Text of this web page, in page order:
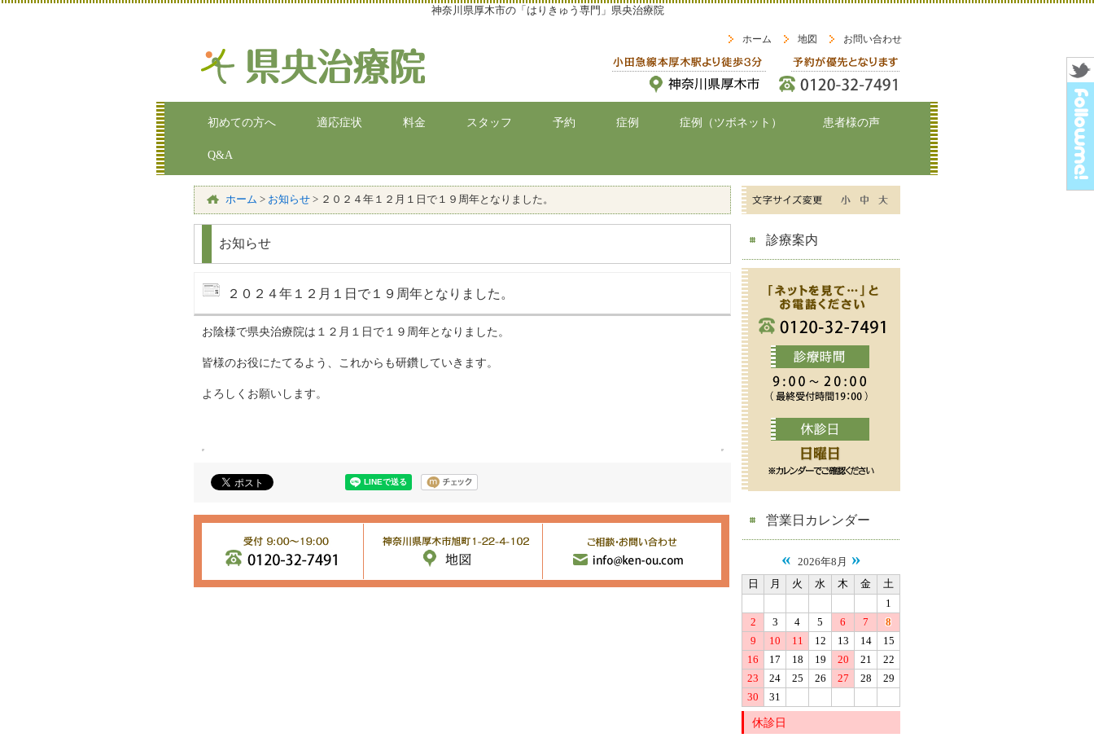
神奈川県厚木市の「はりきゅう専門」県央治療院
ホーム 地図 お問い合わせ
初めての方へ 適応症状 料金 スタッフ 予約 症例 症例（ツボネット） 患者様の声
Q&A
ホーム > お知らせ > ２０２４年１２月１日で１９周年となりました。
お知らせ
２０２４年１２月１日で１９周年となりました。
お陰様で県央治療院は１２月１日で１９周年となりました。
皆様のお役にたてるよう、これからも研鑽していきます。
よろしくお願いします。
診療案内
営業日カレンダー
« 2026年8月 »
日 月 火 水 木 金
土
1
2
3 4 5 6 7
8
9
10 11 12 13 14
15
16
17 18 19 20 21
22
23
24 25 26 27 28
29
30
31
休診日